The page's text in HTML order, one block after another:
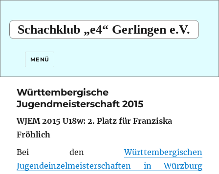
Schachklub „e4“ Gerlingen e.V.
MENÜ
Württembergische
Jugendmeisterschaft 2015
WJEM 2015 U18w: 2. Platz für Franziska
Fröhlich
Bei denWürttembergischen
Jugendeinzelmeisterschaften in Würzburg